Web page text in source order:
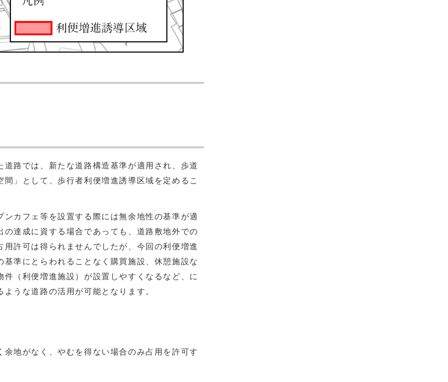
路では、新たな道路構造基準が適用され、歩道
」として、歩行者利便増進誘導区域を定めるこ
カフェ等を設置する際には無余地性の基準が適
達成に資する場合であっても、道路敷地外での
許可は得られませんでしたが、今回の利便増進
準にとらわれることなく購買施設、休憩施設な
（利便増進施設）が設置しやすくなるなど、に
うな道路の活用が可能となります。
地がなく、やむを得ない場合のみ占用を許可す